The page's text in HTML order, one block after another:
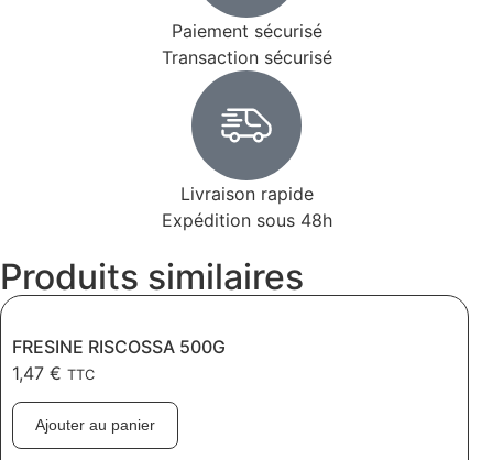
Paiement sécurisé
Transaction sécurisé
Livraison rapide
Expédition sous 48h
Produits similaires
FRESINE RISCOSSA 500G
1,47 € TTC
Ajouter au panier